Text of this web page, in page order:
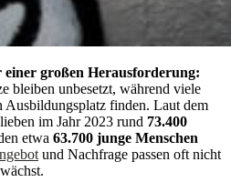
großen Herausforderung:
bleiben unbesetzt, während viele
Ausbildungsplatz finden. Laut dem
im Jahr 2023 rund 73.400
etwa 63.700 junge Menschen
und Nachfrage passen oft nicht